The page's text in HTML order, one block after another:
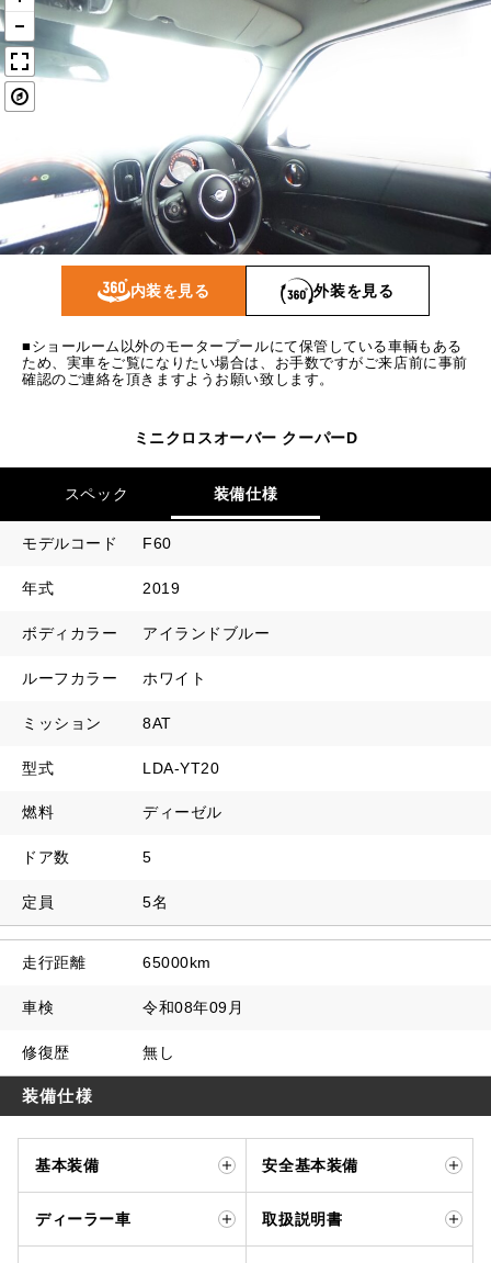
お問い合わせ
サービス工場
iR TECH FACTORY
ROVER MINI
iR MAKERS
TEL
MAP
買取
査定依頼
来店予約
残価
支払回数
内訳
13,674
2回目以降 8,800 円
ボーナス月追加額内装を見る 外装を見る
■ショールーム以外のモータープールにて保管している車輌もある
ため、実車をご覧になりたい場合は、お手数ですがご来店前に事前
確認のご連絡を頂きますようお願い致します。
ミニクロスオーバー クーパーD
スペック 装備仕様
モデルコード F60
年式 2019
ボディカラー アイランドブルー
ルーフカラー ホワイト
ミッション 8AT
型式 LDA-YT20
燃料 ディーゼル
ドア数 5
定員 5名
走行距離 65000km
車検 令和08年09月
修復歴 無し
装備仕様
基本装備 安全基本装備
ディーラー車 取扱説明書